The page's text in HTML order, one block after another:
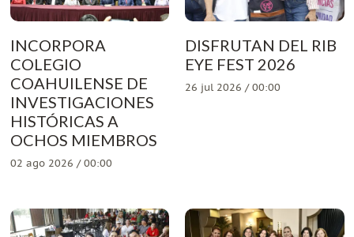
INCORPORA
COLEGIO
COAHUILENSE DE
INVESTIGACIONES
HISTÓRICAS A
OCHOS MIEMBROS
02 ago 2026 / 00:00
DISFRUTAN DEL RIB
EYE FEST 2026
26 jul 2026 / 00:00